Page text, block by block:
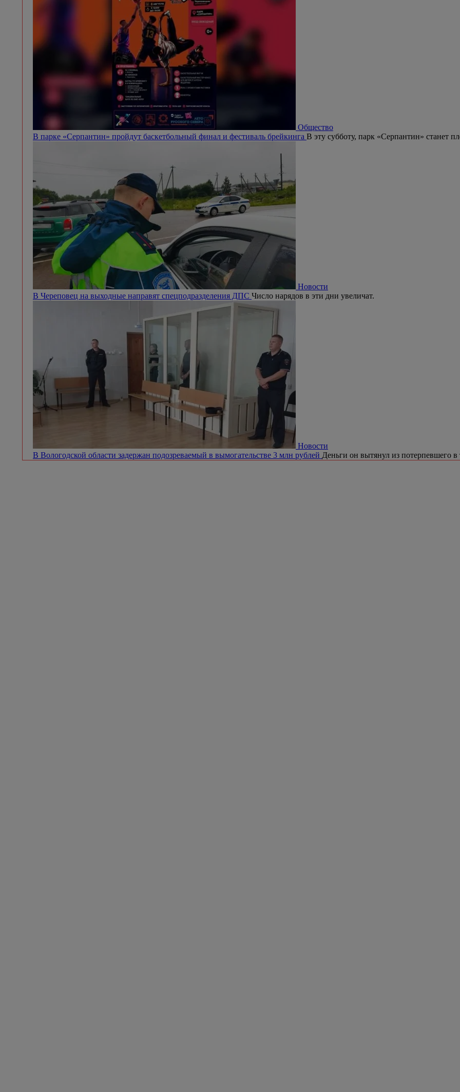
Общество
В парке «Серпантин» пройдут баскетбольный финал и фестиваль брейкинга В эту субботу, парк «Серпантин» станет
Новости
В Череповец на выходные направят спецподразделения ДПС Число нарядов в эти дни увеличат.
Новости
В Вологодской области задержан подозреваемый в вымогательстве 3 млн рублей Деньги он вытянул из потерпевшего в